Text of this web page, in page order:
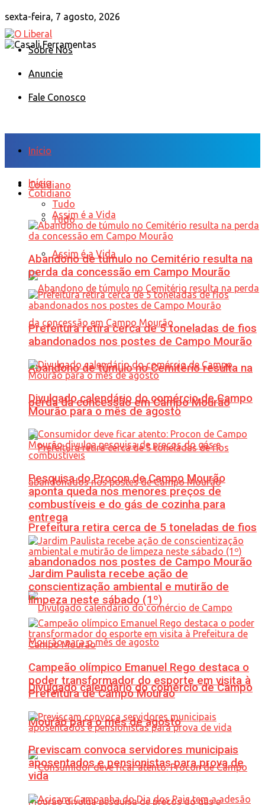
sexta-feira, 7 agosto, 2026
Sobre Nós
Anuncie
Fale Conosco
Início
Cotidiano
Tudo
Assim é a Vida
Abandono de túmulo no Cemitério resulta na
perda da concessão em Campo Mourão
Prefeitura retira cerca de 5 toneladas de fios
abandonados nos postes de Campo Mourão
Divulgado calendário do comércio de Campo
Mourão para o mês de agosto
Início
Cotidiano
Tudo
Assim é a Vida
Abandono de túmulo no Cemitério resulta na
perda da concessão em Campo Mourão
Prefeitura retira cerca de 5 toneladas de fios
abandonados nos postes de Campo Mourão
Divulgado calendário do comércio de Campo
Mourão para o mês de agosto
Pesquisa do Procon de Campo Mourão
aponta queda nos menores preços de
combustíveis e do gás de cozinha para
entrega
Jardim Paulista recebe ação de
conscientização ambiental e mutirão de
limpeza neste sábado (1º)
Campeão olímpico Emanuel Rego destaca o
poder transformador do esporte em visita à
Prefeitura de Campo Mourão
Previscam convoca servidores municipais
aposentados e pensionistas para prova de
vida